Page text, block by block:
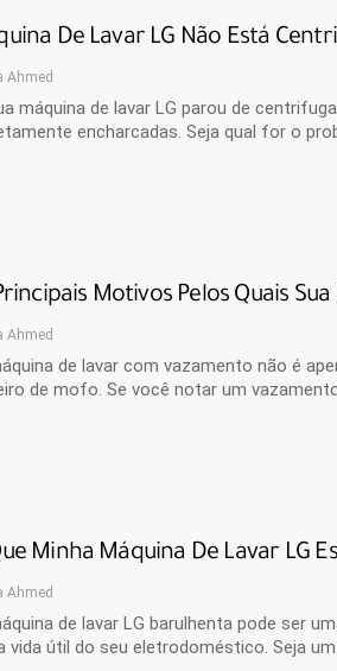
De Lavar LG Não Está
Ahmed
máquina de lavar LG parou de
encharcadas. Seja qual for o
Motivos Pelos Quais
Ahmed
de lavar com vazamento não é
de mofo. Se você notar um
Minha Máquina De Lavar LG
Ahmed
de lavar LG barulhenta pode ser
vida útil do seu eletrodoméstico. Seja